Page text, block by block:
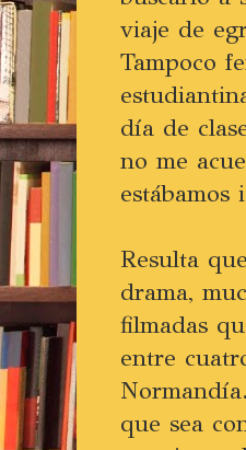
viaje de
Tampoco
día de
no me
Resulta
drama,
filmadas
entre
que sea